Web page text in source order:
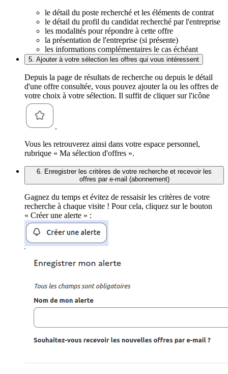
le détail du poste recherché et les éléments de contrat
le détail du profil du candidat recherché par l'entreprise
les modalités pour répondre à cette offre
la présentation de l'entreprise (si présente)
les informations complémentaires le cas échéant
5. Ajouter à votre sélection les offres qui vous intéressent
Depuis la page de résultats de recherche ou depuis le détail
d'une offre consultée, vous pouvez ajouter la ou les offres de
votre choix à votre sélection. Il suffit de cliquer sur l'icône
.
Vous les retrouverez ainsi dans votre espace personnel,
rubrique « Ma sélection d'offres ».
6. Enregistrer les critères de votre recherche et recevoir les
offres par e-mail (abonnement)
Gagnez du temps et évitez de ressaisir les critères de votre
recherche à chaque visite ! Pour cela, cliquez sur le bouton
« Créer une alerte » :